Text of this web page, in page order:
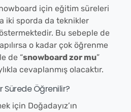
için eğitim süreleri
iki sporda da teknikler
Bu sebeple de
o kadar çok öğrenme
de “snowboard zor mu”
cevaplanmış olacaktır.
Sürede Öğrenilir?
için Doğadayız’ın